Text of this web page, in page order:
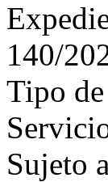
140/
Tipo
Sujeto